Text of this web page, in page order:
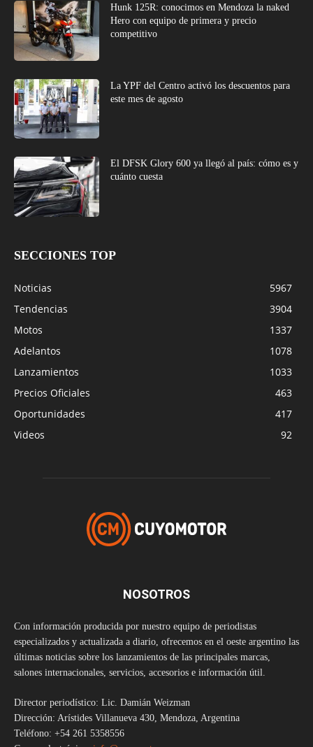
Hunk 125R: conocimos en Mendoza la naked
Hero con equipo de primera y precio
competitivo
La YPF del Centro activó los descuentos para
este mes de agosto
El DFSK Glory 600 ya llegó al país: cómo es y
cuánto cuesta
SECCIONES TOP
Noticias
5967
Tendencias
3904
Motos
1337
Adelantos
1078
Lanzamientos
1033
Precios Oficiales
463
Oportunidades
417
Videos
92
NOSOTROS
Con información producida por nuestro equipo de periodistas
especializados y actualizada a diario, ofrecemos en el oeste argentino las
últimas noticias sobre los lanzamientos de las principales marcas,
salones internacionales, servicios, accesorios e información útil.
Director periodístico: Lic. Damián Weizman
Dirección: Arístides Villanueva 430, Mendoza, Argentina
Teléfono: +54 261 5358556